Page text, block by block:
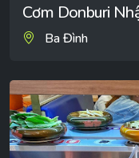
Cơm Donburi
Ba Đình